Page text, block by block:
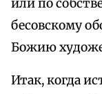
или по
бесовскому
Божию
Итак, когда